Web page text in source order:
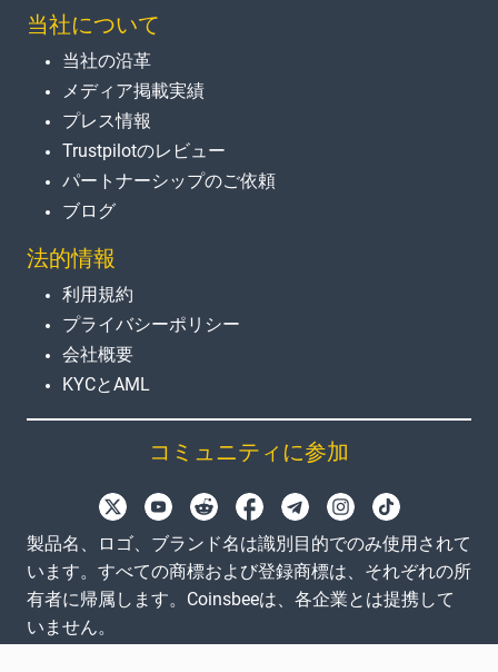
当社について
当社の沿革
メディア掲載実績
プレス情報
Trustpilotのレビュー
パートナーシップのご依頼
ブログ
法的情報
利用規約
プライバシーポリシー
会社概要
KYCとAML
コミュニティに参加
製品名、ロゴ、ブランド名は識別目的でのみ使用されて
います。すべての商標および登録商標は、それぞれの所
有者に帰属します。Coinsbeeは、各企業とは提携して
いません。